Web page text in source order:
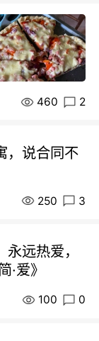
460 2
，说合同不
250 3
远热爱，
爱》
100 0